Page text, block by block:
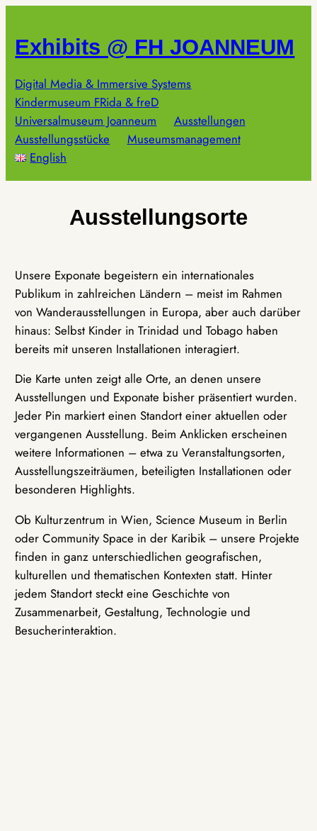
springen
Exhibits @ FH JOANNEUM
Digital Media & Immersive Systems
Kindermuseum FRida & freD
Universalmuseum Joanneum
Ausstellungen
Ausstellungsstücke
Museumsmanagement
English
Ausstellungsorte
Unsere Exponate begeistern ein internationales
Publikum in zahlreichen Ländern – meist im Rahmen
von Wanderausstellungen in Europa, aber auch darüber
hinaus: Selbst Kinder in Trinidad und Tobago haben
bereits mit unseren Installationen interagiert.
Die Karte unten zeigt alle Orte, an denen unsere
Ausstellungen und Exponate bisher präsentiert wurden.
Jeder Pin markiert einen Standort einer aktuellen oder
vergangenen Ausstellung. Beim Anklicken erscheinen
weitere Informationen – etwa zu Veranstaltungsorten,
Ausstellungszeiträumen, beteiligten Installationen oder
besonderen Highlights.
Ob Kulturzentrum in Wien, Science Museum in Berlin
oder Community Space in der Karibik – unsere Projekte
finden in ganz unterschiedlichen geografischen,
kulturellen und thematischen Kontexten statt. Hinter
jedem Standort steckt eine Geschichte von
Zusammenarbeit, Gestaltung, Technologie und
Besucherinteraktion.